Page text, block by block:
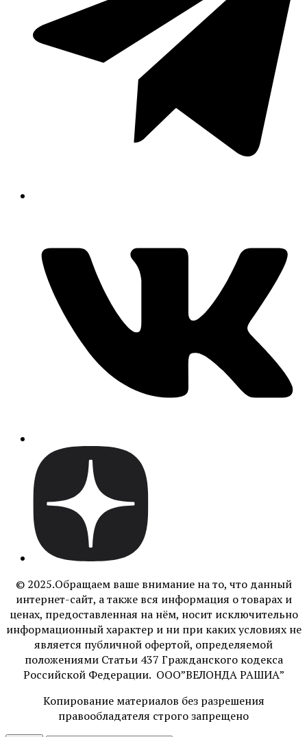
© 2025.Обращаем ваше внимание на то, что данный
интернет-сайт, а также вся информация о товарах и
ценах, предоставленная на нём, носит исключительно
информационный характер и ни при каких условиях не
является публичной офертой, определяемой
положениями Статьи 437 Гражданского кодекса
Российской Федерации. ООО”ВЕЛОНДА РАШИА”
Копирование материалов без разрешения
правообладателя строго запрещено